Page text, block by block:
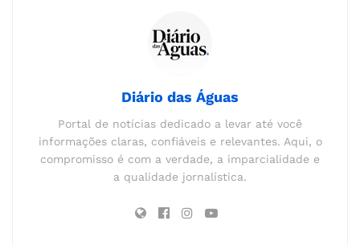
Diário das Águas
Portal de notícias dedicado a levar até você
informações claras, confiáveis e relevantes. Aqui, o
compromisso é com a verdade, a imparcialidade e
a qualidade jornalística.